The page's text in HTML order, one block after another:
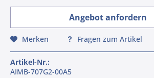
Angebot anfordern
Merken Fragen zum Artikel
Artikel-Nr.:
AIMB-707G2-00A5